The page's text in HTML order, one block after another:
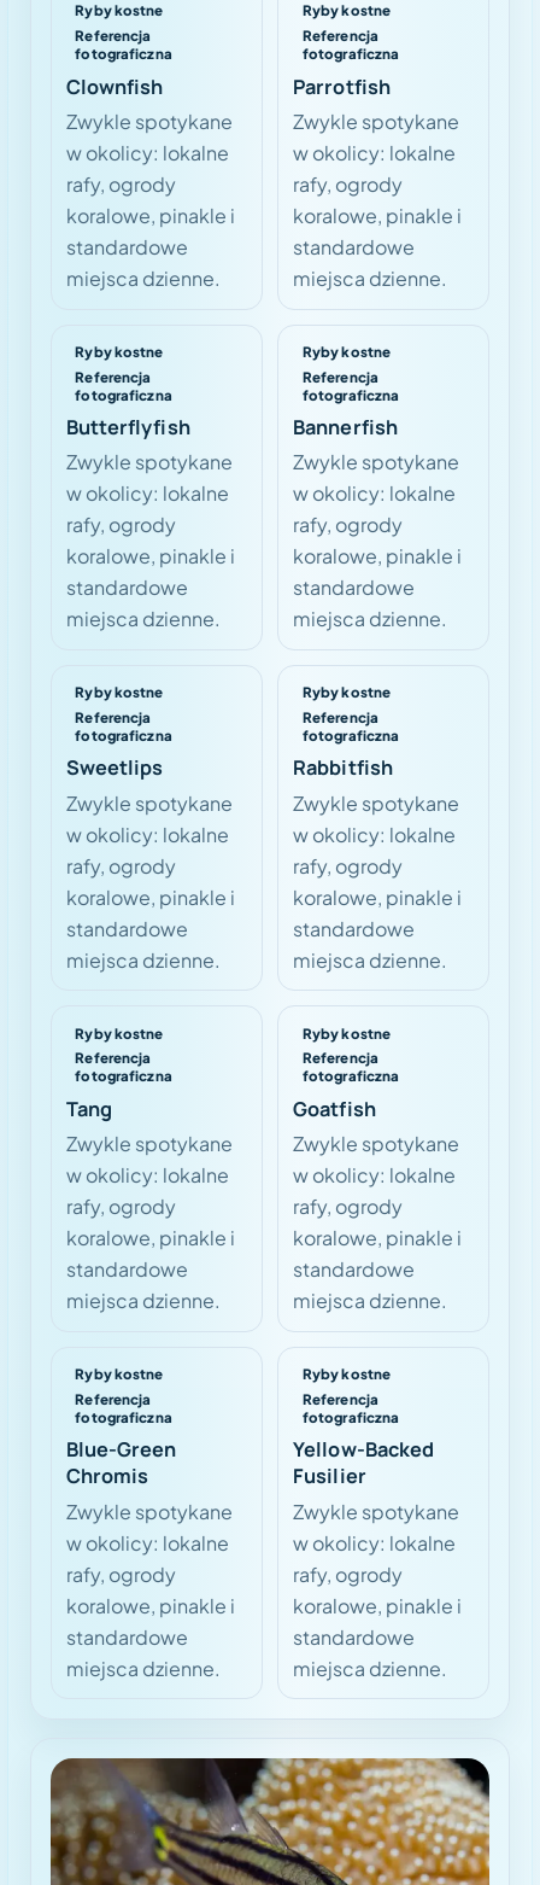
Ryby kostne
Referencja
fotograficzna
Clownfish
Zwykle spotykane
w okolicy: lokalne
rafy, ogrody
koralowe, pinakle i
standardowe
miejsca dzienne.
Ryby kostne
Referencja
fotograficzna
Parrotfish
Zwykle spotykane
w okolicy: lokalne
rafy, ogrody
koralowe, pinakle i
standardowe
miejsca dzienne.
Ryby kostne
Referencja
fotograficzna
Butterflyfish
Zwykle spotykane
w okolicy: lokalne
rafy, ogrody
koralowe, pinakle i
standardowe
miejsca dzienne.
Ryby kostne
Referencja
fotograficzna
Bannerfish
Zwykle spotykane
w okolicy: lokalne
rafy, ogrody
koralowe, pinakle i
standardowe
miejsca dzienne.
Ryby kostne
Referencja
fotograficzna
Sweetlips
Zwykle spotykane
w okolicy: lokalne
rafy, ogrody
koralowe, pinakle i
standardowe
miejsca dzienne.
Ryby kostne
Referencja
fotograficzna
Rabbitfish
Zwykle spotykane
w okolicy: lokalne
rafy, ogrody
koralowe, pinakle i
standardowe
miejsca dzienne.
Ryby kostne
Referencja
fotograficzna
Tang
Zwykle spotykane
w okolicy: lokalne
rafy, ogrody
koralowe, pinakle i
standardowe
miejsca dzienne.
Ryby kostne
Referencja
fotograficzna
Goatfish
Zwykle spotykane
w okolicy: lokalne
rafy, ogrody
koralowe, pinakle i
standardowe
miejsca dzienne.
Ryby kostne
Referencja
fotograficzna
Blue-Green
Chromis
Zwykle spotykane
w okolicy: lokalne
rafy, ogrody
koralowe, pinakle i
standardowe
miejsca dzienne.
Ryby kostne
Referencja
fotograficzna
Yellow-Backed
Fusilier
Zwykle spotykane
w okolicy: lokalne
rafy, ogrody
koralowe, pinakle i
standardowe
miejsca dzienne.